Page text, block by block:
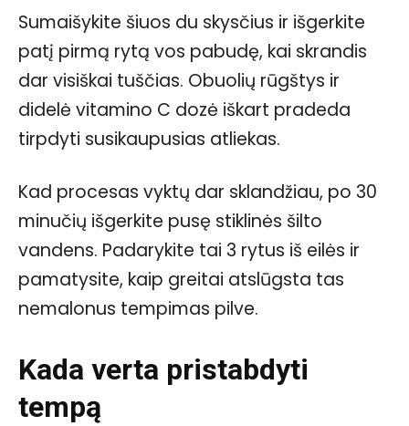
Sumaišykite šiuos du skysčius ir išgerkite
patį pirmą rytą vos pabudę, kai skrandis
dar visiškai tuščias. Obuolių rūgštys ir
didelė vitamino C dozė iškart pradeda
tirpdyti susikaupusias atliekas.
Kad procesas vyktų dar sklandžiau, po 30
minučių išgerkite pusę stiklinės šilto
vandens. Padarykite tai 3 rytus iš eilės ir
pamatysite, kaip greitai atslūgsta tas
nemalonus tempimas pilve.
Kada verta pristabdyti
tempą